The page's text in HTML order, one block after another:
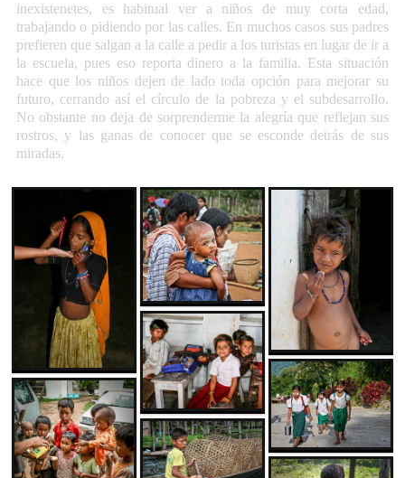
inexistenetes, es habitual ver a niños de muy corta edad,
trabajando o pidiendo por las calles. En muchos casos sus padres
prefieren que salgan a la calle a pedir a los turistas en lugar de ir a
la escuela, pues eso reporta dinero a la familia. Esta situación
hace que los niños dejen de lado toda opción para mejorar su
futuro, cerrando así el círculo de la pobreza y el subdesarrollo.
No obstante no deja de sorprenderme la alegría que reflejan sus
rostros, y las ganas de conocer que se esconde detrás de sus
miradas.